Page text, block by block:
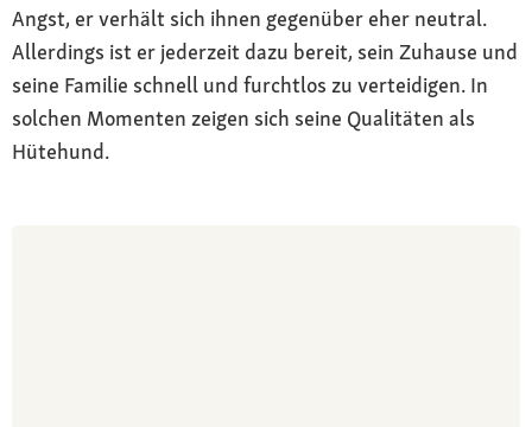
Angst, er verhält sich ihnen gegenüber eher neutral.
Allerdings ist er jederzeit dazu bereit, sein Zuhause und
seine Familie schnell und furchtlos zu verteidigen. In
solchen Momenten zeigen sich seine Qualitäten als
Hütehund.